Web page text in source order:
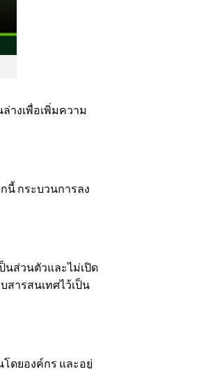
างเพื่อเพิ่มความ
นี้ กระบวนการลง
นส่วนตัวและไม่เปิด
สารสนเทศไว้เป็น
ดยองค์กร และอยู่